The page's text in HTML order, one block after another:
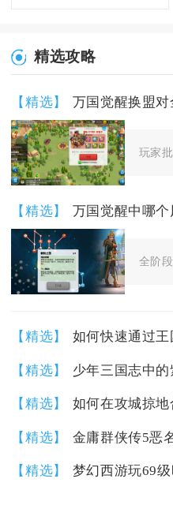
精选攻略
【精选】 万国觉醒换盟
玩家
【精选】 万国觉醒中哪
全阶
【精选】
【精选】
【精选】
【精选】
【精选】 梦幻西游玩69